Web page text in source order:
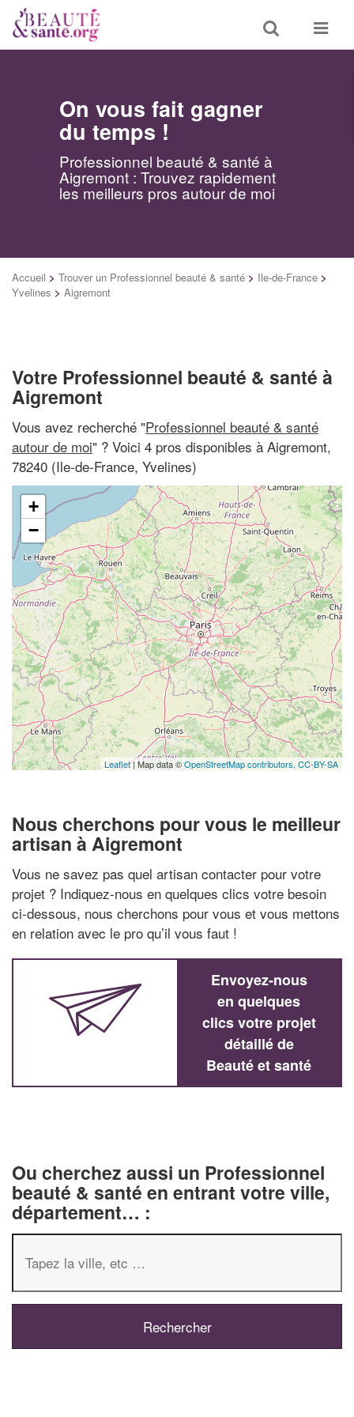
Toggle
search
Toggle
On vous fait gagner
du temps !
Professionnel beauté & santé à
Aigremont : Trouvez rapidement
les meilleurs pros autour de moi
Accueil > Trouver un Professionnel beauté & santé > Ile-de-France >
Yvelines > Aigremont
Votre Professionnel beauté & santé à
Aigremont
Vous avez recherché "Professionnel beauté & santé
autour de moi" ? Voici 4 pros disponibles à Aigremont,
78240 (Ile-de-France, Yvelines)
+
−
Leaflet| Map data ©OpenStreetMap contributors, CC-BY-SA
Nous cherchons pour vous le meilleur
artisan à Aigremont
Vous ne savez pas quel artisan contacter pour votre
projet ? Indiquez-nous en quelques clics votre besoin
ci-dessous, nous cherchons pour vous et vous mettons
en relation avec le pro qu’il vous faut !
Envoyez-nous
en quelques
clics votre projet
détaillé de
Beauté et santé
Ou cherchez aussi un Professionnel
beauté & santé en entrant votre ville,
département… :